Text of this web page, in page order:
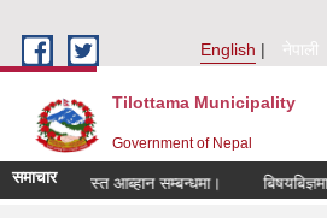
English
नेपाली
Tilottama Municipality
Government of Nepal
समाचार
दरखास्त आब्हान सम्बन्धमा। बिषयबिज्ञमा